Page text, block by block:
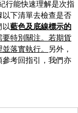
行能快速理解是次指
下清單去檢查是否
以藍色及底線標示的
要特別關注。若期貨
落實執行。
另外，
考回指引，我們亦